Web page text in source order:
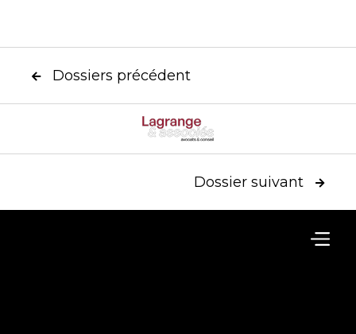
 Dossiers précédent
Dossier suivant 